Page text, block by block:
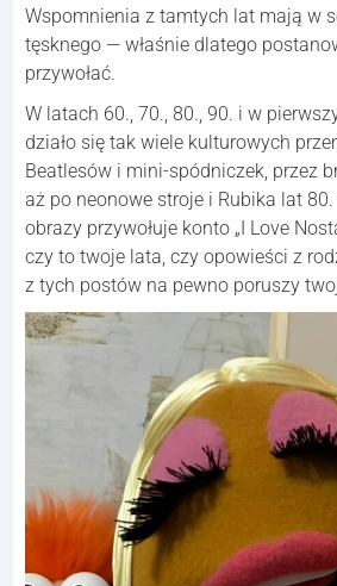
Wspomnienia z tamtych lat mają w
tęsknego — właśnie dlatego
przywołać.
W latach 60., 70., 80., 90. i w
działo się tak wiele kulturowych
Beatlesów i mini-spódniczek, przez
aż po neonowe stroje i Rubika lat 80.
obrazy przywołuje konto „I Love
czy to twoje lata, czy opowieści z
z tych postów na pewno poruszy